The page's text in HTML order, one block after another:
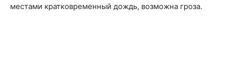
местами кратковременный дождь, возможна гроза.